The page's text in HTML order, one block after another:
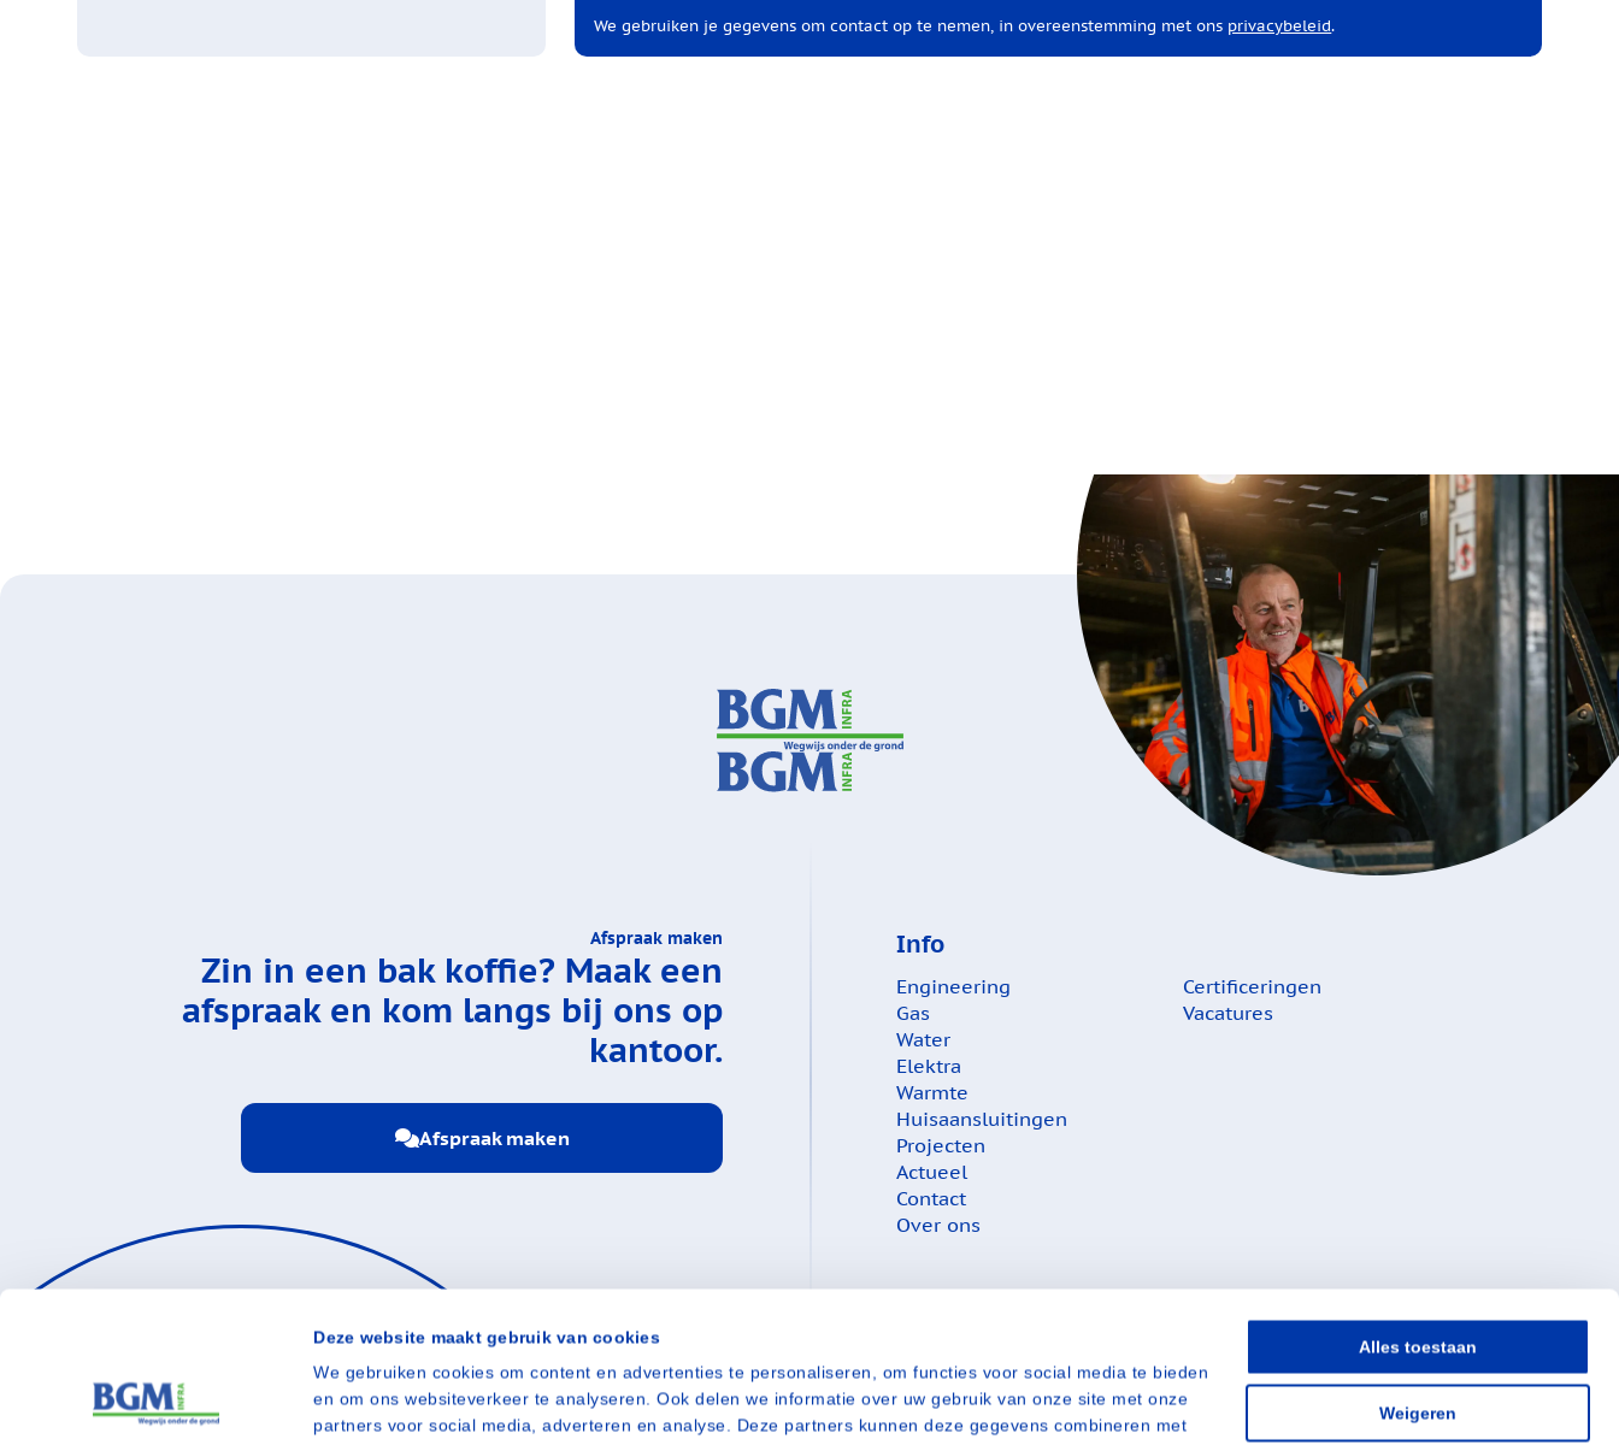
Deze website maakt gebruik van cookies
We gebruiken cookies om content en advertenties te personaliseren, om functies voor social media te bieden
en om ons websiteverkeer te analyseren. Ook delen we informatie over uw gebruik van onze site met onze
partners voor social media, adverteren en analyse. Deze partners kunnen deze gegevens combineren met
Alles toestaan
Weigeren
We gebruiken je gegevens om contact op te nemen, in overeenstemming met ons privacybeleid.
Afspraak maken
Zin in een bak koffie? Maak een
afspraak en kom langs bij ons op
kantoor.
Afspraak maken
Info
Engineering
Gas
Water
Elektra
Warmte
Huisaansluitingen
Projecten
Actueel
Contact
Over ons
Certificeringen
Vacatures
info@bgminfra.nl
Telefoon
+31 485 31 61 47
Hoogveld 20
5431 NW Cuijk